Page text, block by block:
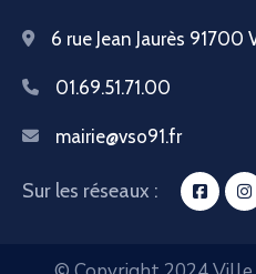
6 rue Jean Jaurès 91700
01.69.51.71.00
mairie@vso91.fr
Sur les réseaux :